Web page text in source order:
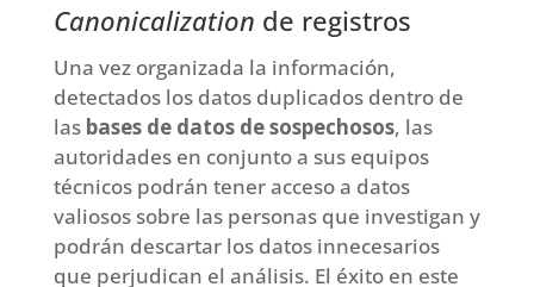
Canonicalization de registros
Una vez organizada la información,
detectados los datos duplicados dentro de
lasbases de datos de sospechosos, las
autoridades en conjunto a sus equipos
técnicos podrán tener acceso a datos
valiosos sobre las personas que investigan y
podrán descartar los datos innecesarios
que perjudican el análisis. El éxito en este